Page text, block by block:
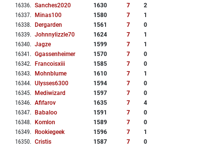
16336. Sanches2020 1630 7
2
16337. Minas100 1580 7
1
16338. Dergarden 1561 7
0
16339. Johnnylizzle70 1624 7
1
16340. Jagze 1599 7
1
16341 . Ggassenheimer 1570 7
0
16342. Francoisxiii 1585 7
0
16343. Mohnblume 1610 7
1
16344. Ulysses6300 1594 7
0
16345. Mediwizard 1597 7
0
16346. Afifarov 1635 7
4
16347. Babaloo 1591 7
0
16348. Komlon 1589 7
0
16349. Rookiegeek 1596 7
1
16350. Cristis 1587 7 0